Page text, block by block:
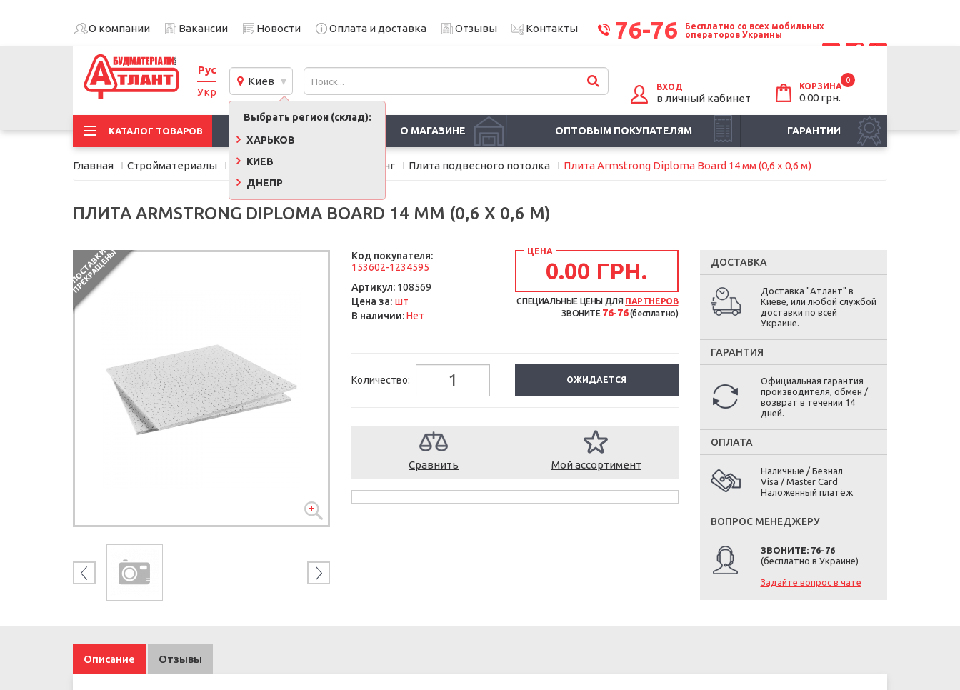
О компании Вакансии Новости Оплата и доставка Отзывы Контакты 76-76
Бесплатно со всех мобильных
операторов Украины
Рус
Укр
Киев
Выбрать регион (склад):
ХАРЬКОВ
КИЕВ
ДНЕПР
ВХОД
в личный кабинет
КОРЗИНА
0
0.00 грн.
КАТАЛОГ ТОВАРОВ О МАГАЗИНЕ ОПТОВЫМ ПОКУПАТЕЛЯМ ГАРАНТИИ
Главная Стройматериалы Подвесные потолки Армстронг Плита подвесного потолка Плита Armstrong Diploma Board 14 мм (0,6 х 0,6 м)
ПЛИТА ARMSTRONG DIPLOMA BOARD 14 ММ (0,6 Х 0,6 М)
П
О
С
Т
А
В
К
И
П
Р
Е
К
Р
А
Щ
Е
Н
Ы
Код покупателя:
153602-1234595
Артикул: 108569
Цена за: шт
В наличии:Нет
ЦЕНА
0.00 ГРН.
СПЕЦИАЛЬНЫЕ ЦЕНЫ ДЛЯ ПАРТНЕРОВ
ЗВОНИТЕ 76-76(бесплатно)
Количество: ОЖИДАЕТСЯ
Сравнить Мой ассортимент
ДОСТАВКА
Доставка "Атлант" в
Киеве, или любой службой
доставки по всей
Украине.
ГАРАНТИЯ
Официальная гарантия
производителя, обмен /
возврат в течении 14
дней.
ОПЛАТА
Наличные / Безнал
Visa / Master Card
Наложенный платёж
ВОПРОС МЕНЕДЖЕРУ
ЗВОНИТЕ: 76-76
(бесплатно в Украине)
Задайте вопрос в чате
Описание Отзывы